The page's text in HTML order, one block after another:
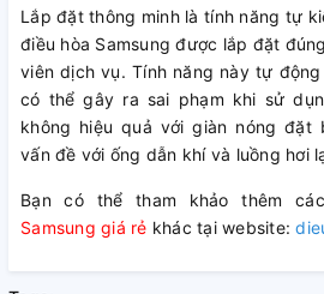
Lắp đặt thông minh là tính năng tự
điều hòa Samsung được lắp đặt
viên dịch vụ. Tính năng này tự
có thể gây ra sai phạm khi sử
không hiệu quả với giàn nóng đặt
vấn đề với ống dẫn khí và luồng hơi
Bạn có thể tham khảo thêm
Samsung giá rẻ khác tại website: